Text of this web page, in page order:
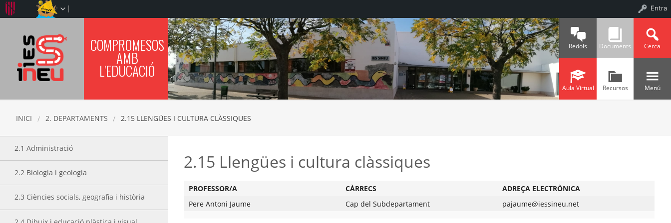
IES SINEU
COMPROMESOS
AMB
L'EDUCACIÓ
Redols Documents Cerca
Aula Virtual Recursos Menú
INICI 2. DEPARTAMENTS 2.15 LLENGÜES I CULTURA CLÀSSIQUES
2.15 Llengües i cultura clàssiques
PROFESSOR/A CÀRRECS
ADREÇA ELECTRÒNICA
Pere Antoni Jaume
Cap del Subdepartament pajaume@iessineu.net
2.1 Administració
2.2 Biologia i geologia
2.3 Ciències socials, geografia i història
Entra